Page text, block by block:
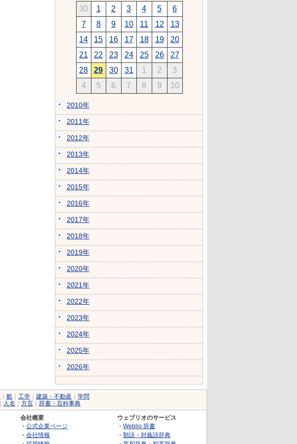
30 1 2 3 4 5
6
7
8 9 10 11 12
13
14
15 16 17 18 19
20
21
22 23 24 25 26
27
28
29 30 31 1 2
3
4
5 6 7 8 9 10
2010年
2011年
2012年
2013年
2014年
2015年
2016年
2017年
2018年
2019年
2020年
2021年
2022年
2023年
2024年
2025年
2026年
船 工学 建築・不動産
学問
人名 方言 辞書・百科事典
会社概要
・ 公式企業ページ
・ 会社情報
ウェブリオのサービス
・ Weblio 辞書
・ 類語・対義語辞典